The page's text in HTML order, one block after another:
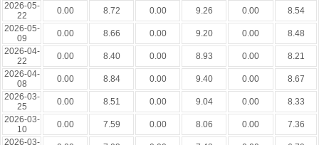
2026-05-
22
0.00 8.72 0.00 9.26 0.00
8.54
2026-05-
09
0.00 8.66 0.00 9.20 0.00
8.48
2026-04-
22
0.00 8.40 0.00 8.93 0.00
8.21
2026-04-
08
0.00 8.84 0.00 9.40 0.00
8.67
2026-03-
25
0.00 8.51 0.00 9.04 0.00
8.33
2026-03-
10
0.00 7.59 0.00 8.06 0.00
7.36
2026-03-